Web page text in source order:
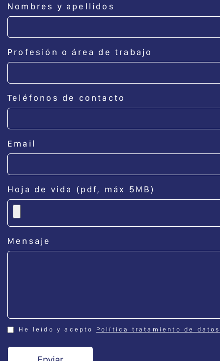
Nombres y apellidos
Profesión o área de trabajo
Teléfonos de contacto
Email
Hoja de vida (pdf, máx 5MB)
Mensaje
He leído y acepto Política tratamiento de datos